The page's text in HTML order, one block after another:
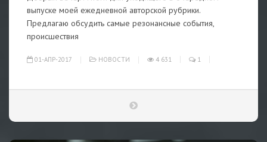
выпуске моей ежедневной авторской рубрики.
Предлагаю обсудить самые резонансные события,
происшествия
01-АПР-2017 НОВОСТИ 4 631 1